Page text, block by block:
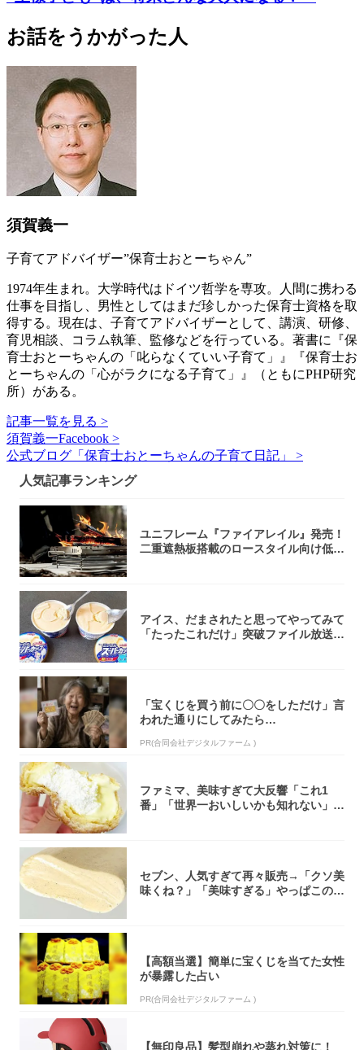
お話をうかがった人
須賀義一
子育てアドバイザー”保育士おとーちゃん”
1974年生まれ。大学時代はドイツ哲学を専攻。人間に携わる
仕事を目指し、男性としてはまだ珍しかった保育士資格を取
得する。現在は、子育てアドバイザーとして、講演、研修、
育児相談、コラム執筆、監修などを行っている。著書に『保
育士おとーちゃんの「叱らなくていい子育て」』『保育士お
とーちゃんの「心がラクになる子育て」』（ともにPHP研究
所）がある。
記事一覧を見る >
須賀義一Facebook >
公式ブログ「保育士おとーちゃんの子育て日記」 >
人気記事ランキング
ユニフレーム『ファイアレイル』発売！
二重遮熱板搭載のロースタイル向け低型
アイス、だまされたと思ってやってみて
「たったこれだけ」突破ファイル放送で
「宝くじを買う前に〇〇をしただけ」言
われた通りにしてみたら…
PR(合同会社デジタルファーム )
ファミマ、美味すぎて大反響「これ1
番」「世界一おいしいかも知れない」
セブン、人気すぎて再々販売→「クソ美
味くね？」「美味すぎる」やっぱこのク
【高額当選】簡単に宝くじを当てた女性
が暴露した占い
PR(合同会社デジタルファーム )
【無印良品】髪型崩れや蒸れ対策に！